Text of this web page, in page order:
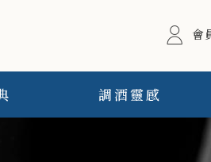
會
調酒靈感